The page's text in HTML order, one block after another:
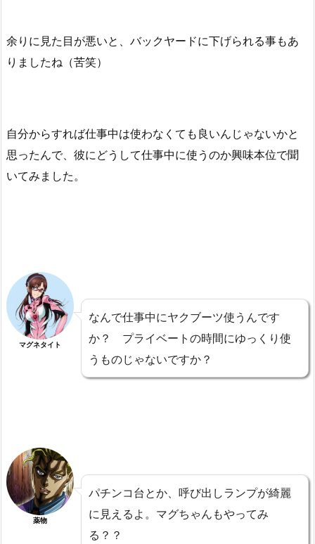
余りに見た目が悪いと、バックヤードに下げられる事もあ
りましたね（苦笑）
自分からすれば仕事中は使わなくても良いんじゃないかと
思ったんで、彼にどうして仕事中に使うのか興味本位で聞
いてみました。
マグネタイト
なんで仕事中にヤクブーツ使うんです
か？ プライベートの時間にゆっくり使
うものじゃないですか？
薬物
パチンコ台とか、呼び出しランプが綺麗
に見えるよ。マグちゃんもやってみ
る？？